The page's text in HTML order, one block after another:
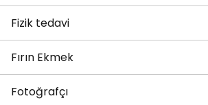
Fizik tedavi
Fırın Ekmek
Fotoğrafçı